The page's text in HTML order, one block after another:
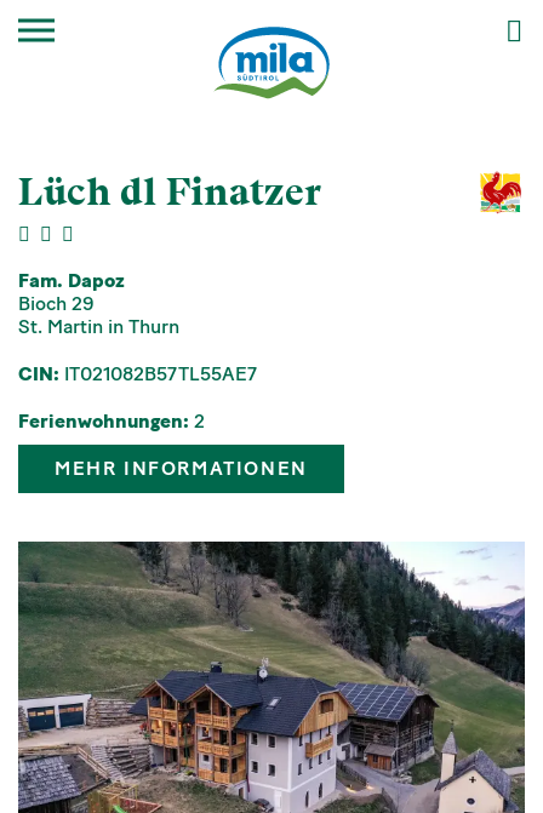
Lüch dl Finatzer
Fam. Dapoz
Bioch 29
St. Martin in Thurn
CIN: IT021082B57TL55AE7
Ferienwohnungen: 2
MEHR INFORMATIONEN